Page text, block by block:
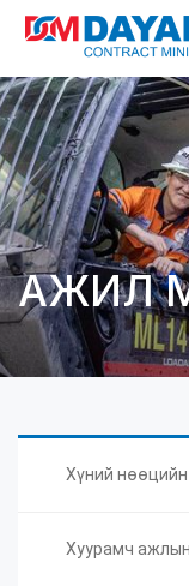
АЖИЛ
Хүний
Хуурамч